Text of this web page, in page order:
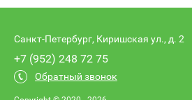
Санкт-Петербург, Киришская ул., д. 2
+7 (952) 248 72 75
Обратный звонок